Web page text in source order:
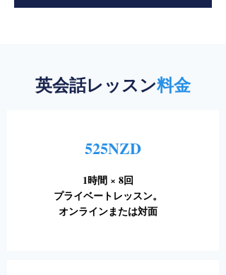
英会話レッスン料金
525NZD
1時間 × 8回
プライベートレッスン。
オンラインまたは対面